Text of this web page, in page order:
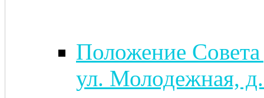
Положение
ул. Молодежная,